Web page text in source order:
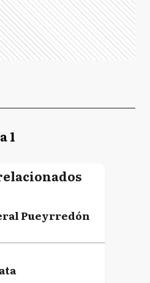
1
Pueyrredón